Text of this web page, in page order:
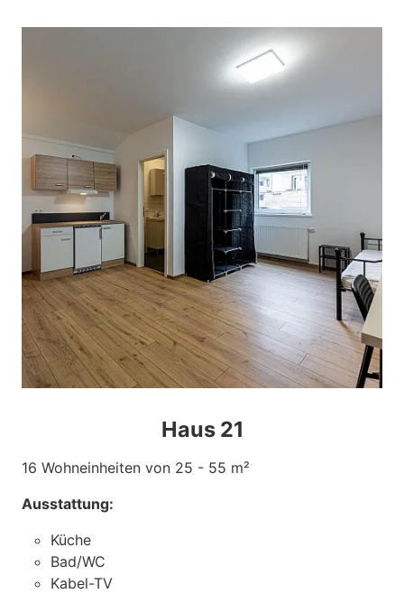
Haus 21
16 Wohneinheiten von 25 - 55 m²
Ausstattung:
Küche
Bad/WC
Kabel-TV